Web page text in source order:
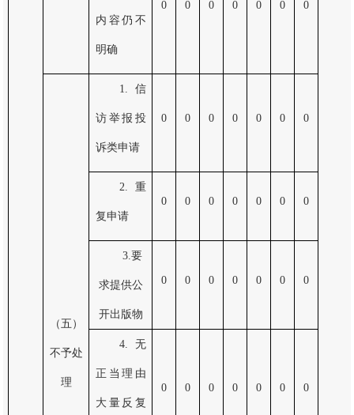
内容仍不
明确
0 0 0 0 0 0 0
（五）
不予处
理
1.信
访举报投
诉类申请
0 0 0 0 0 0 0
2.重
复申请
0 0 0 0 0 0 0
3.要
求提供公
开出版物
0 0 0 0 0 0 0
4.无
正当理由
大量反复
0 0 0 0 0 0 0